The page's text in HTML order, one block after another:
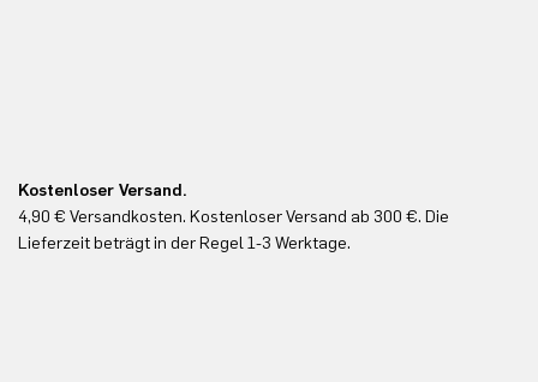
Kostenloser Versand.
4,90 € Versandkosten. Kostenloser Versand ab 300 €. Die
Lieferzeit beträgt in der Regel 1-3 Werktage.